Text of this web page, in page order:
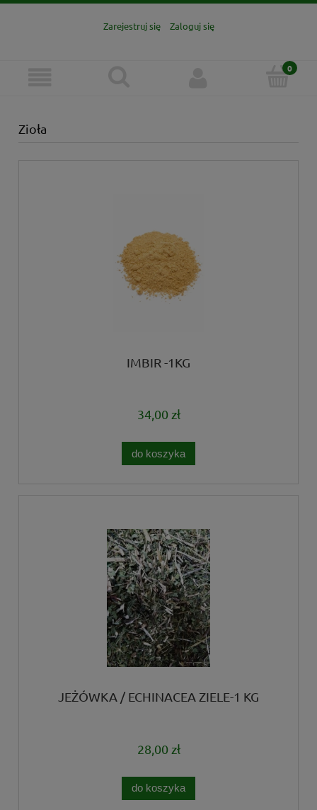
Zarejestruj się Zaloguj się
Zioła
IMBIR -1KG
34,00 zł
do koszyka
JEŻÓWKA / ECHINACEA ZIELE-1 KG
28,00 zł
do koszyka